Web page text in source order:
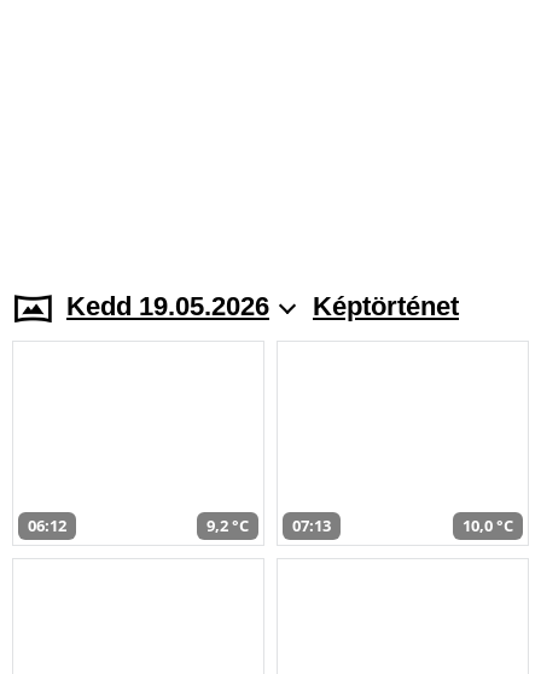
Kedd 19.05.2026 Képtörténet
06:12 9,2 °C 07:13 10,0 °C